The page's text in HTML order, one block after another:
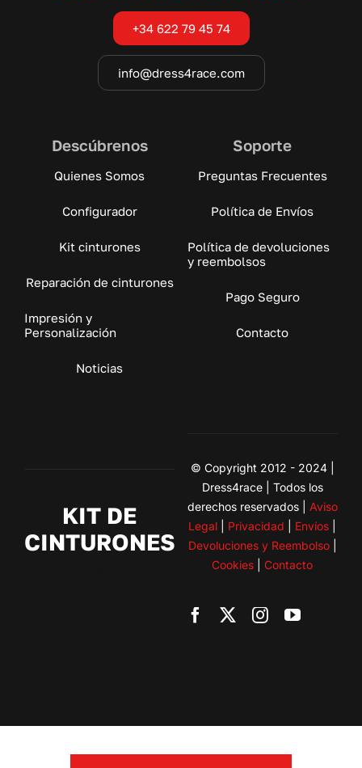
+34 622 79 45 74
info@dress4race.com
Descúbrenos
Quienes Somos
Configurador
Kit cinturones
Reparación de cinturones
Impresión y
Personalización
Noticias
Soporte
Preguntas Frecuentes
Política de Envíos
Política de devoluciones
y reembolsos
Pago Seguro
Contacto
KIT DE
CINTURONES
© Copyright 2012 - 2024 |
Dress4race | Todos los
derechos reservados | Aviso
Legal
Privacidad Envíos
Devoluciones y Reembolso|
Cookies |Contacto